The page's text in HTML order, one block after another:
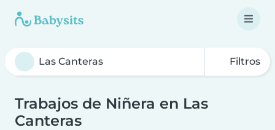
Filtros
Trabajos de Niñera en Las
Canteras